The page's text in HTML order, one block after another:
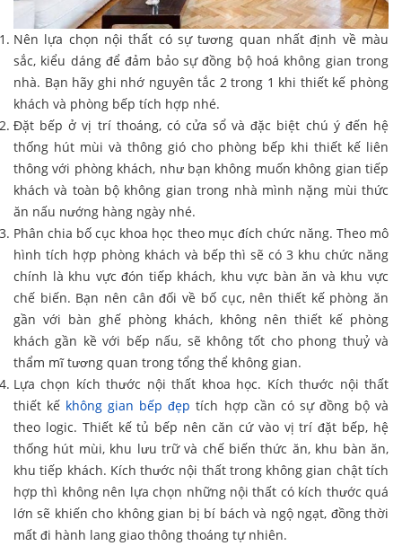
Nên lựa chọn nội thất có sự tương quan nhất định về màu
sắc, kiểu dáng để đảm bảo sự đồng bộ hoá không gian trong
nhà. Bạn hãy ghi nhớ nguyên tắc 2 trong 1 khi thiết kế phòng
khách và phòng bếp tích hợp nhé.
Đặt bếp ở vị trí thoáng, có cửa sổ và đặc biệt chú ý đến hệ
thống hút mùi và thông gió cho phòng bếp khi thiết kế liên
thông với phòng khách, như bạn không muốn không gian tiếp
khách và toàn bộ không gian trong nhà mình nặng mùi thức
ăn nấu nướng hàng ngày nhé.
Phân chia bố cục khoa học theo mục đích chức năng. Theo mô
hình tích hợp phòng khách và bếp thì sẽ có 3 khu chức năng
chính là khu vực đón tiếp khách, khu vực bàn ăn và khu vực
chế biến. Bạn nên cân đối về bố cục, nên thiết kế phòng ăn
gần với bàn ghế phòng khách, không nên thiết kế phòng
khách gần kề với bếp nấu, sẽ không tốt cho phong thuỷ và
thẩm mĩ tương quan trong tổng thể không gian.
Lựa chọn kích thước nội thất khoa học. Kích thước nội thất
thiết kế không gian bếp đẹp tích hợp cần có sự đồng bộ và
theo logic. Thiết kế tủ bếp nên căn cứ vào vị trí đặt bếp, hệ
thống hút mùi, khu lưu trữ và chế biến thức ăn, khu bàn ăn,
khu tiếp khách. Kích thước nội thất trong không gian chật tích
hợp thì không nên lựa chọn những nội thất có kích thước quá
lớn sẽ khiến cho không gian bị bí bách và ngộ ngạt, đồng thời
mất đi hành lang giao thông thoáng tự nhiên.